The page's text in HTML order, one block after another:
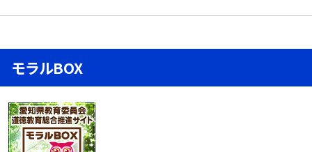
モラルBOX